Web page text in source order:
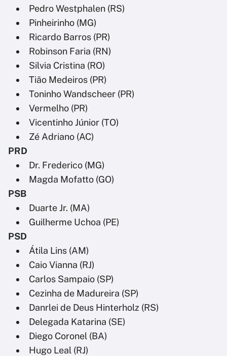
Pedro Westphalen (RS)
Pinheirinho (MG)
Ricardo Barros (PR)
Robinson Faria (RN)
Silvia Cristina (RO)
Tião Medeiros (PR)
Toninho Wandscheer (PR)
Vermelho (PR)
Vicentinho Júnior (TO)
Zé Adriano (AC)
PRD
Dr. Frederico (MG)
Magda Mofatto (GO)
PSB
Duarte Jr. (MA)
Guilherme Uchoa (PE)
PSD
Átila Lins (AM)
Caio Vianna (RJ)
Carlos Sampaio (SP)
Cezinha de Madureira (SP)
Danrlei de Deus Hinterholz (RS)
Delegada Katarina (SE)
Diego Coronel (BA)
Hugo Leal (RJ)